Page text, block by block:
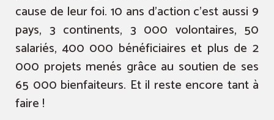
cause de leur foi. 10 ans d’action c’est aussi 9
pays, 3 continents, 3 000 volontaires, 50
salariés, 400 000 bénéficiaires et plus de 2
000 projets menés grâce au soutien de ses
65 000 bienfaiteurs. Et il reste encore tant à
faire !